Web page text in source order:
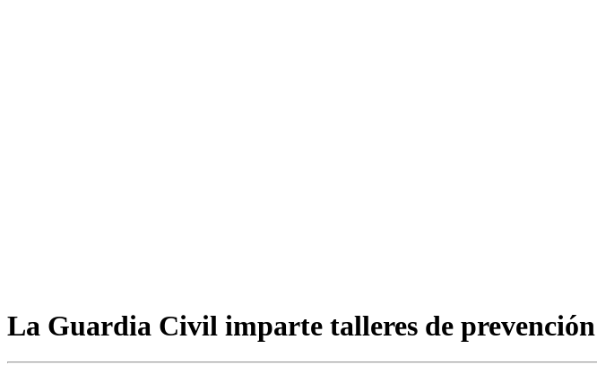
La Guardia Civil imparte talleres de